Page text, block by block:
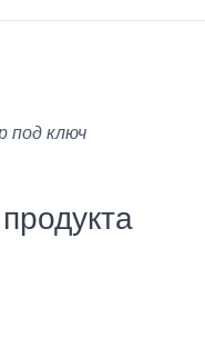
под ключ